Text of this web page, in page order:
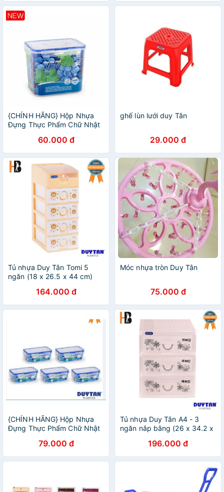
{CHÍNH HÃNG} Hộp Nhựa
Đựng Thực Phẩm Chữ Nhật
4000 5500ML bảo quản tủ
lạnh nhà bếp du lịch
60.000 đ
ghế lùn lưới duy Tân
29.000 đ
Tủ nhựa Duy Tân Tomi 5
ngăn (18 x 26.5 x 44 cm)
164.000 đ
Móc nhựa tròn Duy Tân
75.000 đ
{CHÍNH HÃNG} Hộp Nhựa
Đựng Thực Phẩm Chữ Nhật
toàn chắc chắn bảo quản tủ
lạnh nhà bếp du lịch
79.000 đ
Tủ nhựa Duy Tân A4 - 3
ngăn nắp bằng (26 x 34.2 x
196.000 đ